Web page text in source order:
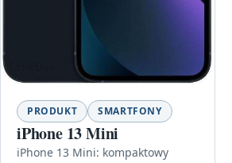
PRODUKT SMARTFONY
iPhone 13 Mini
iPhone 13 Mini: kompaktowy